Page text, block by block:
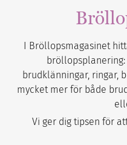
I Bröllopsmagasinet
brudklänningar, ringar,
mycket mer för både
Vi ger dig tipsen för